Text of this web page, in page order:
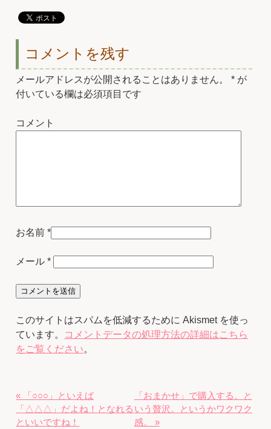
コメントを残す
メールアドレスが公開されることはありません。 * が
付いている欄は必須項目です
コメント
お名前 *
メール*
このサイトはスパムを低減するために Akismet を使っ
ています。
コメントデータの処理方法の詳細はこちら
をご覧ください。
« 「○○○」といえば
「△△△」だよね！となれる
といいですね！
「おまかせ」で購入する。と
いう贅沢。というかワクワク
感。 »